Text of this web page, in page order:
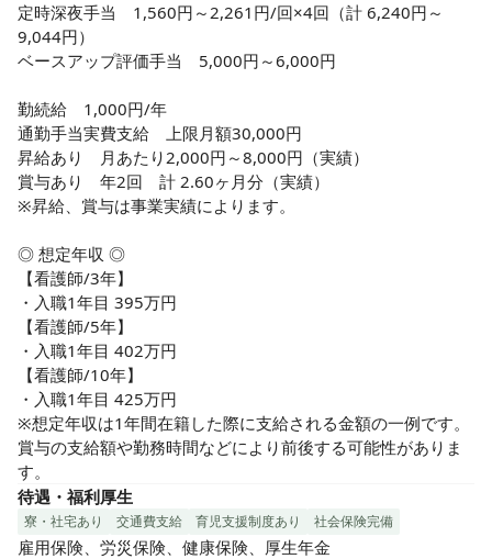
定時深夜手当　1,560円～2,261円/回×4回（計 6,240円～
9,044円）
ベースアップ評価手当　5,000円～6,000円
勤続給　1,000円/年
通勤手当実費支給　上限月額30,000円
昇給あり　月あたり2,000円～8,000円（実績）
賞与あり　年2回　計 2.60ヶ月分（実績）
※昇給、賞与は事業実績によります。
◎ 想定年収 ◎
【看護師/3年】
・入職1年目 395万円
【看護師/5年】
・入職1年目 402万円
【看護師/10年】
・入職1年目 425万円
※想定年収は1年間在籍した際に支給される金額の一例です。
賞与の支給額や勤務時間などにより前後する可能性がありま
す。
待遇・福利厚生
寮・社宅あり 交通費支給 育児支援制度あり 社会保険完備
雇用保険、労災保険、健康保険、厚生年金